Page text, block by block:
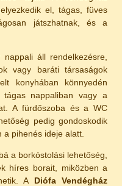
el, tágas, füves
játszhatnak, és a
áll rendelkezésre,
vagy baráti társaságok
konyhában könnyedén
nappaliban vagy a
A fürdőszoba és a WC
pedig gondoskodik
pihenés ideje alatt.
a borkóstolási lehetőség,
híres borait, miközben a
A Diófa Vendégház